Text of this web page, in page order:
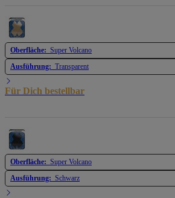
Oberfläche: Super Volcano
Ausführung: Transparent
Für Dich bestellbar
Oberfläche: Super Volcano
Ausführung: Schwarz